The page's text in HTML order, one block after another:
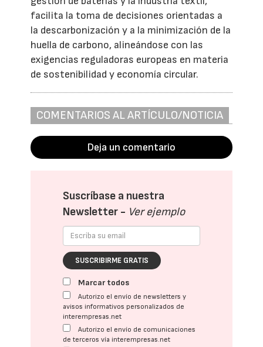
facilita la toma de decisiones orientadas a
la descarbonización y a la minimización de la
huella de carbono, alineándose con las
exigencias reguladoras europeas en materia
de sostenibilidad y economía circular.
COMENTARIOS AL ARTÍCULO/NOTICIA
Deja un comentario
Suscríbase a nuestra
Newsletter - Ver ejemplo
SUSCRIBIRME GRATIS
Marcar todos
Autorizo el envío de newsletters y
avisos informativos personalizados de
interempresas.net
Autorizo el envío de comunicaciones
de terceros vía interempresas.net